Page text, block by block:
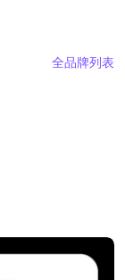
全品牌列表